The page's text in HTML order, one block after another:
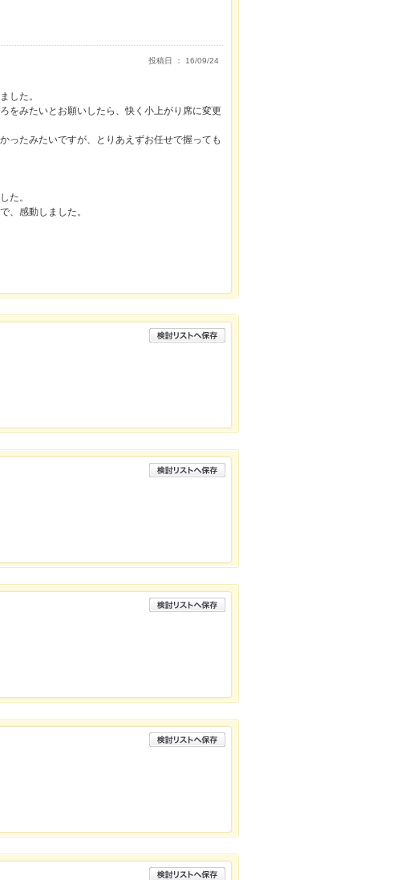
投稿日 ： 16/09/24
した。
をみたいとお願いしたら、快く小上がり席に変更
ったみたいですが、とりあえずお任せで握っても
た。
、感動しました。